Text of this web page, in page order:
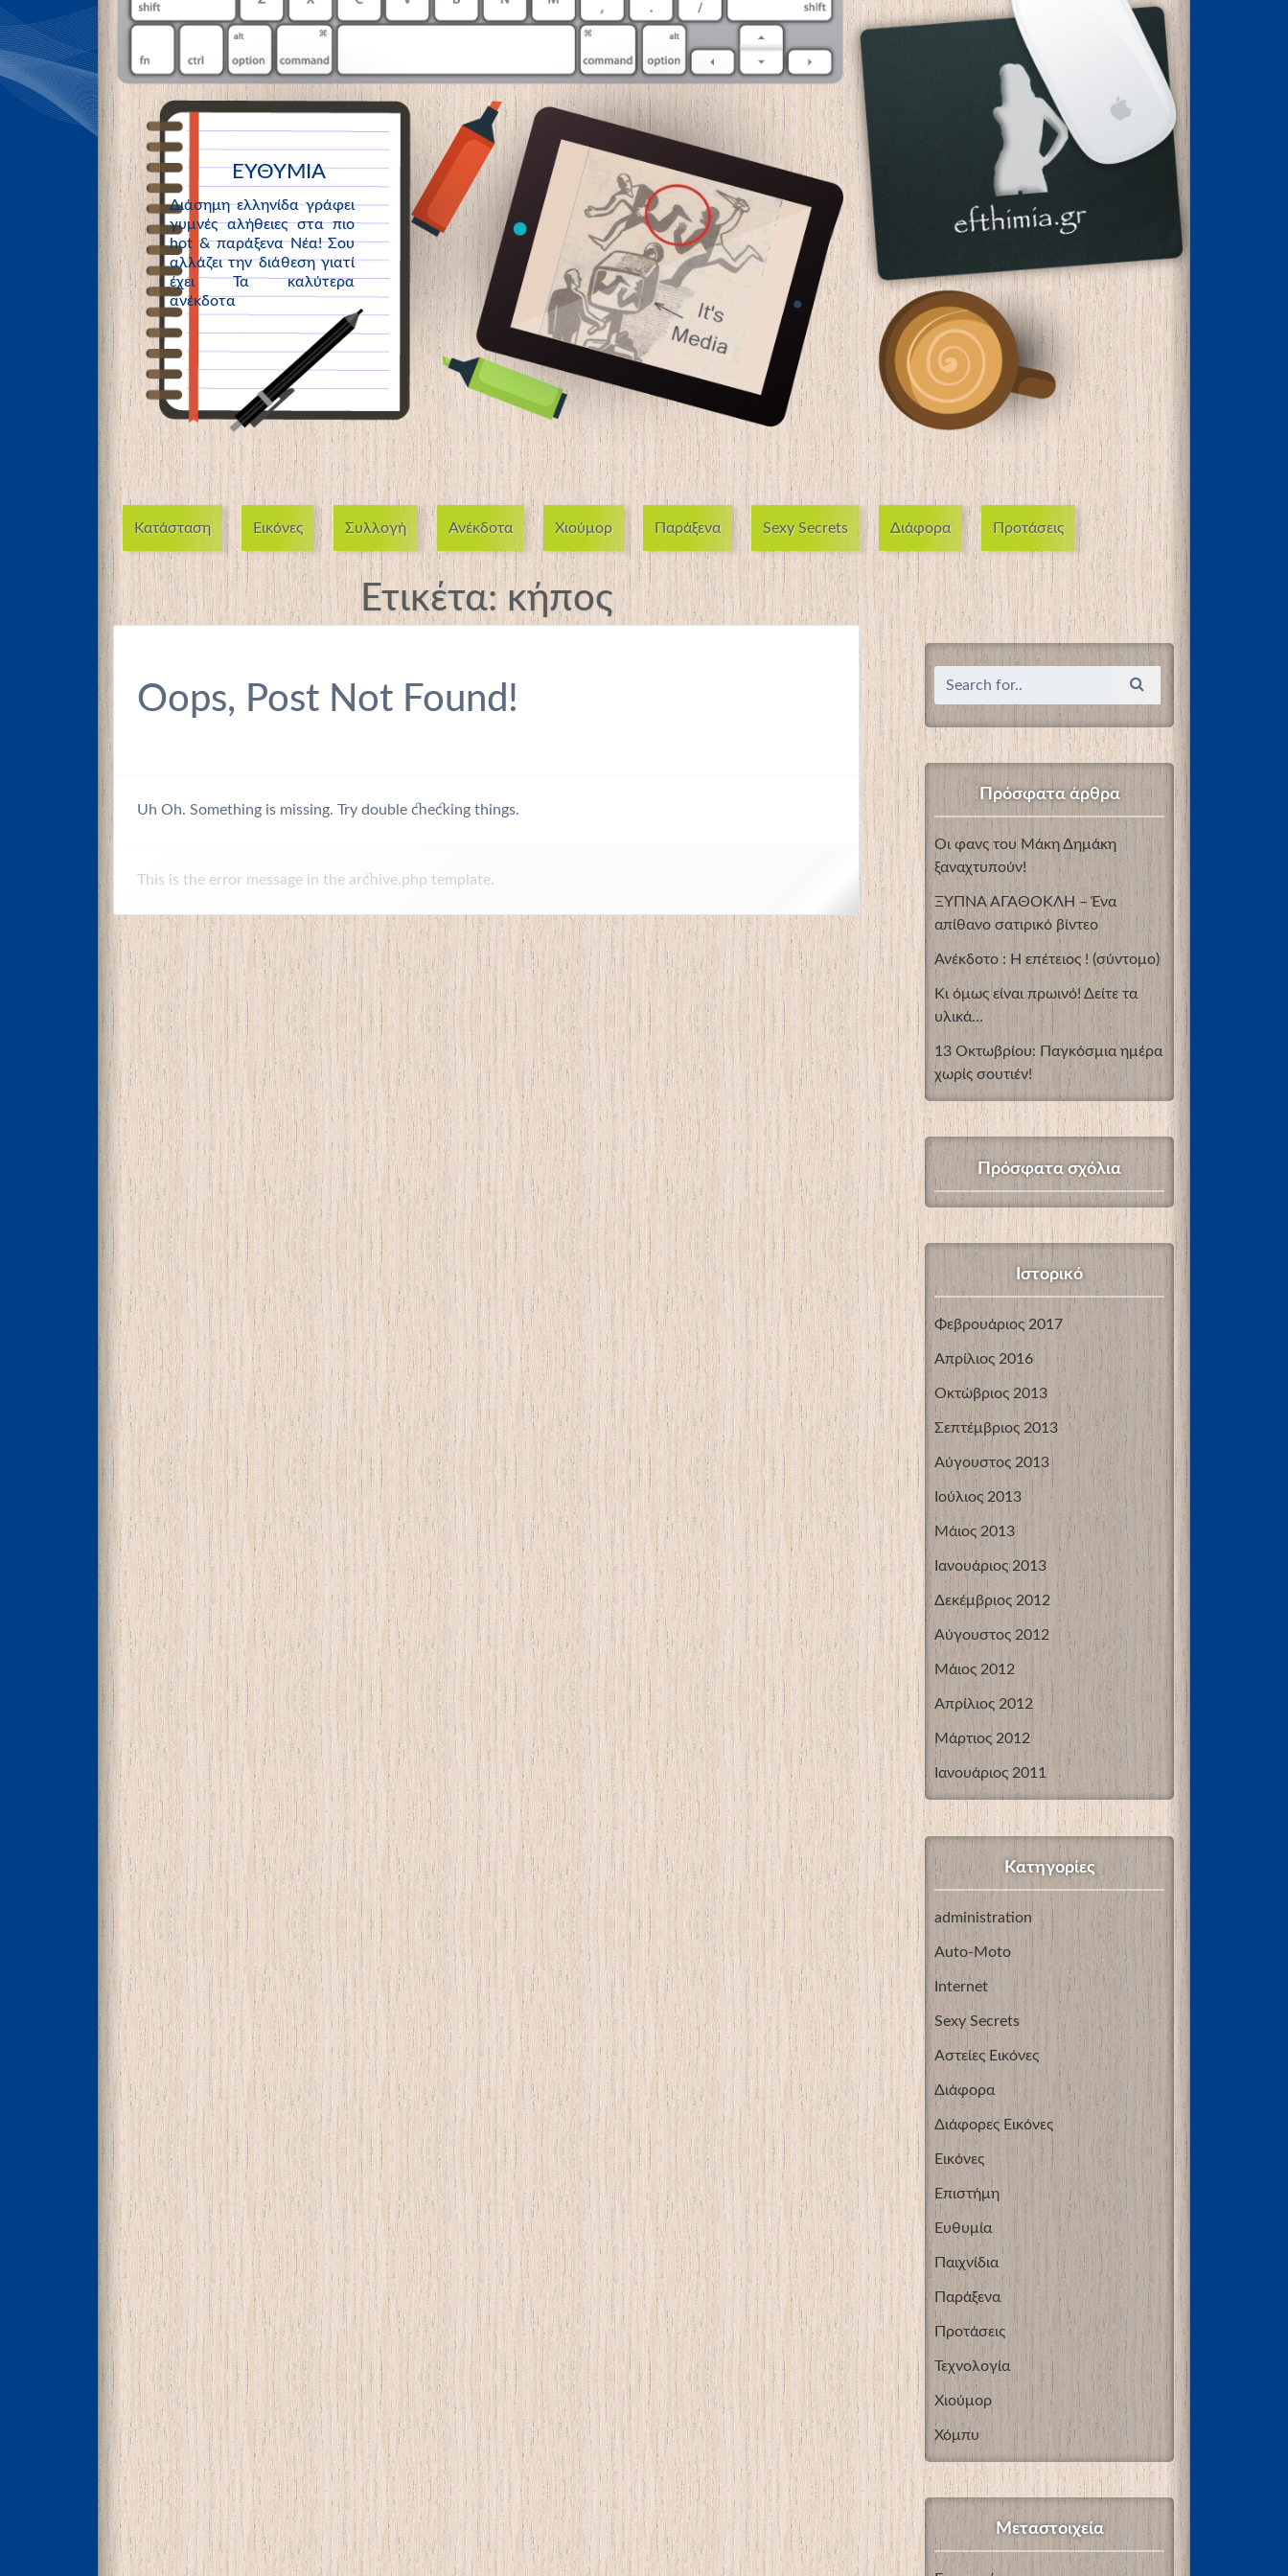
ΕΥΘΥΜΙΑ
Διάσημη ελληνίδα γράφει
γυμνές αλήθειες στα πιο
hot & παράξενα Νέα! Σου
αλλάζει την διάθεση γιατί
έχει Τα καλύτερα
ανέκδοτα
Κατάσταση Εικόνες Συλλογή Ανέκδοτα Χιούμορ Παράξενα Sexy Secrets Διάφορα Προτάσεις
Ετικέτα:κήπος
Oops, Post Not Found!
Uh Oh. Something is missing. Try double checking things.
This is the error message in the archive.php template.
Πρόσφατα άρθρα
Οι φανς του Μάκη Δημάκη
ξαναχτυπούν!
ΞΥΠΝΑ ΑΓΑΘΟΚΛΗ – Ένα
απίθανο σατιρικό βίντεο
Ανέκδοτο : Η επέτειος ! (σύντομο)
Κι όμως είναι πρωινό! Δείτε τα
υλικά…
13 Οκτωβρίου: Παγκόσμια ημέρα
χωρίς σουτιέν!
Πρόσφατα σχόλια
Ιστορικό
Φεβρουάριος 2017
Απρίλιος 2016
Οκτώβριος 2013
Σεπτέμβριος 2013
Αύγουστος 2013
Ιούλιος 2013
Μάιος 2013
Ιανουάριος 2013
Δεκέμβριος 2012
Αύγουστος 2012
Μάιος 2012
Απρίλιος 2012
Μάρτιος 2012
Ιανουάριος 2011
Kατηγορίες
administration
Auto-Moto
Internet
Sexy Secrets
Αστείες Εικόνες
Διάφορα
Διάφορες Εικόνες
Εικόνες
Επιστήμη
Ευθυμία
Παιχνίδια
Παράξενα
Προτάσεις
Τεχνολογία
Χιούμορ
Χόμπυ
Μεταστοιχεία